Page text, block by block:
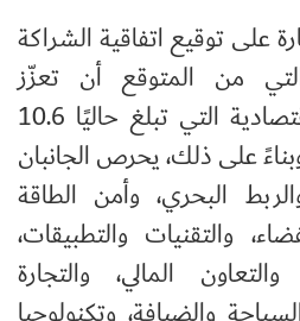
على توقيع اتفاقية الشراكة
التي من المتوقع أن تعزّز
العلاقات التجارية والاقتصادية التي تبلغ حاليًا 10.6
على ذلك، يحرص الجانبان
البحري، وأمن الطاقة
والتقنيات والتطبيقات،
المالي، والتجارة